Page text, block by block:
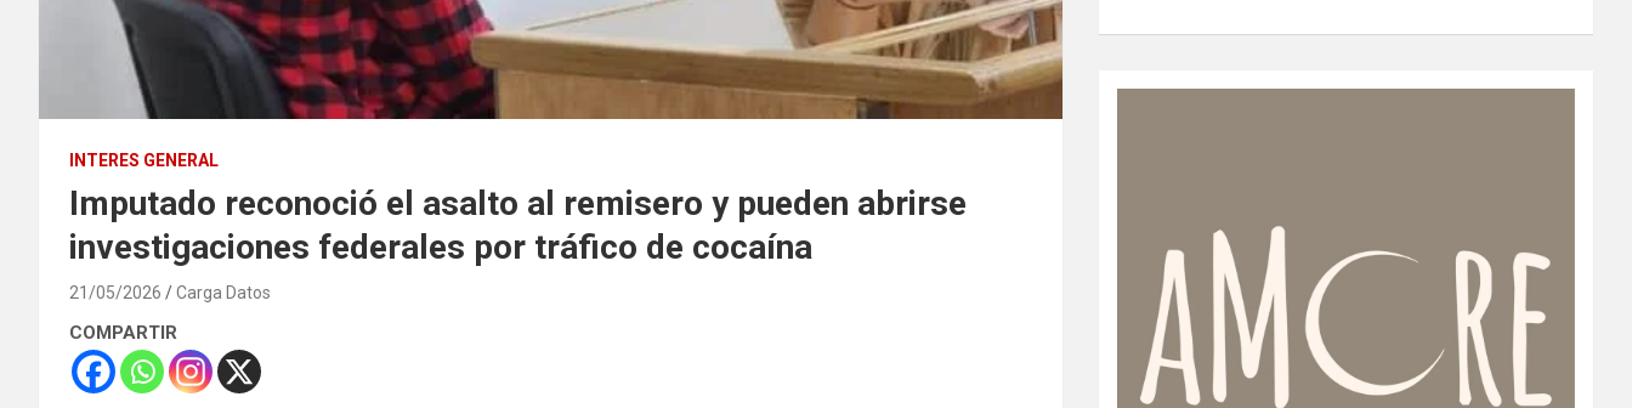
INTERES GENERAL
Imputado reconoció el asalto al remisero y pueden abrirse
investigaciones federales por tráfico de cocaína
21/05/2026 Carga Datos
COMPARTIR